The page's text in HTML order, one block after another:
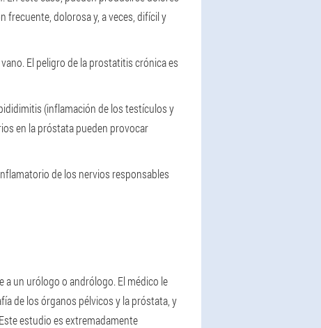
frecuente, dolorosa y, a veces, difícil y
El peligro de la prostatitis crónica es
(inflamación de los testículos y
en la próstata pueden provocar
de los nervios responsables
a un urólogo o andrólogo. El médico le
de los órganos pélvicos y la próstata, y
estudio es extremadamente